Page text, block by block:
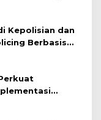
Kepolisian dan
Berbasis